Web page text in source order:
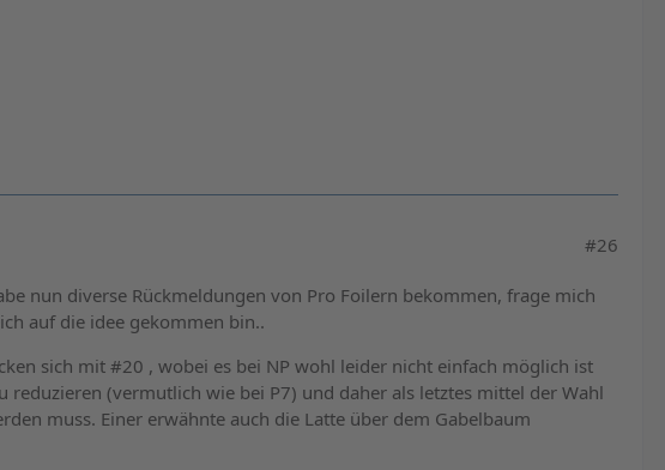
#26
nun diverse Rückmeldungen von Pro Foilern bekommen, frage mich
auf die idee gekommen bin..
sich mit #20 , wobei es bei NP wohl leider nicht einfach möglich ist
reduzieren (vermutlich wie bei P7) und daher als letztes mittel der Wahl
muss. Einer erwähnte auch die Latte über dem Gabelbaum